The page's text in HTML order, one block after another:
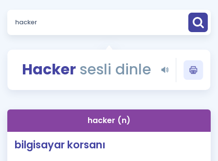
Sözlük
Rehberlik Aracı
ÖSYM Sınav Takvimi
Kampanyalar
Blog
Hakkımızda
Hacker sesli dinle
hacker (n)
bilgisayar korsanı